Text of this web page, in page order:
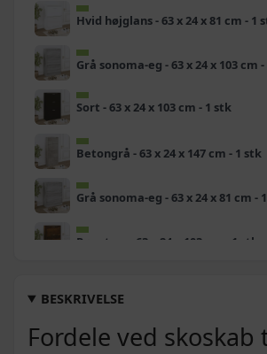
BESKRIVELSE
Fordele ved skoskab
Hvid højglans - 63 x 24 x 81 cm - 1
Grå sonoma-eg - 63 x 24 x 103 cm
Sort - 63 x 24 x 103 cm - 1 stk
Betongrå - 63 x 24 x 147 cm - 1 stk
Grå sonoma-eg - 63 x 24 x 81 cm -
Røget eg - 63 x 24 x 103 cm - 1 stk
Sonoma-eg - 63 x 24 x 103 cm - 1